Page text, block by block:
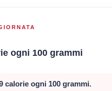
ogni 100 grammi
calorie ogni 100 grammi.